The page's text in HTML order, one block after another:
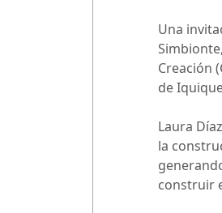
Una
Creación
de
Laura
la
construir